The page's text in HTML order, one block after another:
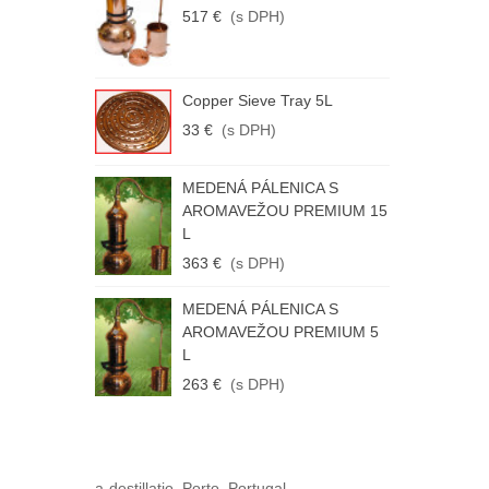
517 € (s DPH)
Copper Sieve Tray 5L
33 € (s DPH)
MEDENÁ PÁLENICA S
AROMAVEŽOU PREMIUM 15
L
363 € (s DPH)
MEDENÁ PÁLENICA S
AROMAVEŽOU PREMIUM 5
L
263 € (s DPH)